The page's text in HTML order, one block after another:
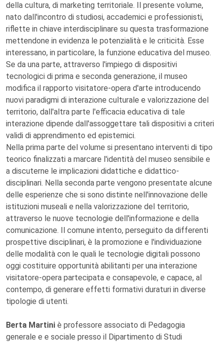
della cultura, di marketing territoriale. Il presente volume,
nato dall'incontro di studiosi, accademici e professionisti,
riflette in chiave interdisciplinare su questa trasformazione
mettendone in evidenza le potenzialità e le criticità. Esse
interessano, in particolare, la funzione educativa del museo.
Se da una parte, attraverso l'impiego di dispositivi
tecnologici di prima e seconda generazione, il museo
modifica il rapporto visitatore-opera d'arte introducendo
nuovi paradigmi di interazione culturale e valorizzazione del
territorio, dall'altra parte l'efficacia educativa di tale
interazione dipende dall'assoggettare tali dispositivi a criteri
validi di apprendimento ed epistemici.
Nella prima parte del volume si presentano interventi di tipo
teorico finalizzati a marcare l'identità del museo sensibile e
a discuterne le implicazioni didattiche e didattico-
disciplinari. Nella seconda parte vengono presentate alcune
delle esperienze che si sono distinte nell'innovazione delle
istituzioni museali e nella valorizzazione del territorio,
attraverso le nuove tecnologie dell'informazione e della
comunicazione. Il comune intento, perseguito da differenti
prospettive disciplinari, è la promozione e l'individuazione
delle modalità con le quali le tecnologie digitali possono
oggi costituire opportunità abilitanti per una interazione
visitatore-opera partecipata e consapevole, e capace, al
contempo, di generare effetti formativi duraturi in diverse
tipologie di utenti.
Berta Martini è professore associato di Pedagogia
generale e e sociale presso il Dipartimento di Studi